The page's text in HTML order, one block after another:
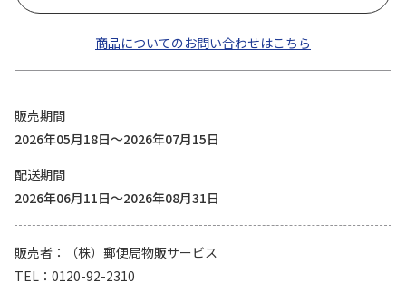
商品についてのお問い合わせはこちら
販売期間
2026年05月18日～2026年07月15日
配送期間
2026年06月11日～2026年08月31日
販売者
（株）郵便局物販サービス
TEL
0120-92-2310